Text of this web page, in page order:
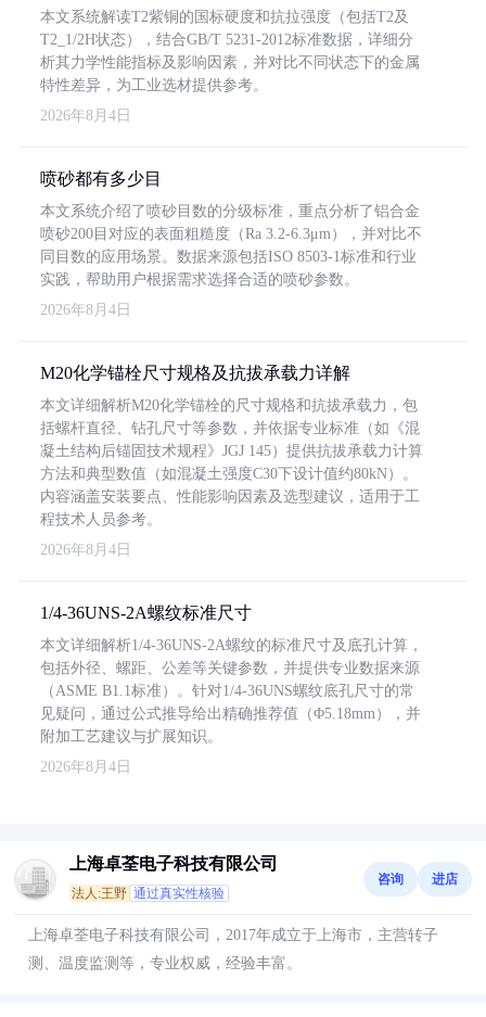
本文系统解读T2紫铜的国标硬度和抗拉强度（包括T2及
T2_1/2H状态），结合GB/T 5231-2012标准数据，详细分
析其力学性能指标及影响因素，并对比不同状态下的金属
特性差异，为工业选材提供参考。
2026年8月4日
喷砂都有多少目
本文系统介绍了喷砂目数的分级标准，重点分析了铝合金
喷砂200目对应的表面粗糙度（Ra 3.2-6.3μm），并对比不
同目数的应用场景。数据来源包括ISO 8503-1标准和行业
实践，帮助用户根据需求选择合适的喷砂参数。
2026年8月4日
M20化学锚栓尺寸规格及抗拔承载力详解
本文详细解析M20化学锚栓的尺寸规格和抗拔承载力，包
括螺杆直径、钻孔尺寸等参数，并依据专业标准（如《混
凝土结构后锚固技术规程》JGJ 145）提供抗拔承载力计算
方法和典型数值（如混凝土强度C30下设计值约80kN）。
内容涵盖安装要点、性能影响因素及选型建议，适用于工
程技术人员参考。
2026年8月4日
1/4-36UNS-2A螺纹标准尺寸
本文详细解析1/4-36UNS-2A螺纹的标准尺寸及底孔计算，
包括外径、螺距、公差等关键参数，并提供专业数据来源
（ASME B1.1标准）。针对1/4-36UNS螺纹底孔尺寸的常
见疑问，通过公式推导给出精确推荐值（Φ5.18mm），并
附加工艺建议与扩展知识。
2026年8月4日
上海卓荃电子科技有限公司
法人:王野 通过真实性核验
咨询 进店
上海卓荃电子科技有限公司，2017年成立于上海市，主营转子
测、温度监测等，专业权威，经验丰富。